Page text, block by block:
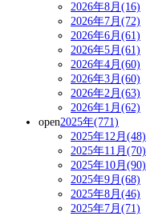
2026年8月(16)
2026年7月(72)
2026年6月(61)
2026年5月(61)
2026年4月(60)
2026年3月(60)
2026年2月(63)
2026年1月(62)
open2025年(771)
2025年12月(48)
2025年11月(70)
2025年10月(90)
2025年9月(68)
2025年8月(46)
2025年7月(71)